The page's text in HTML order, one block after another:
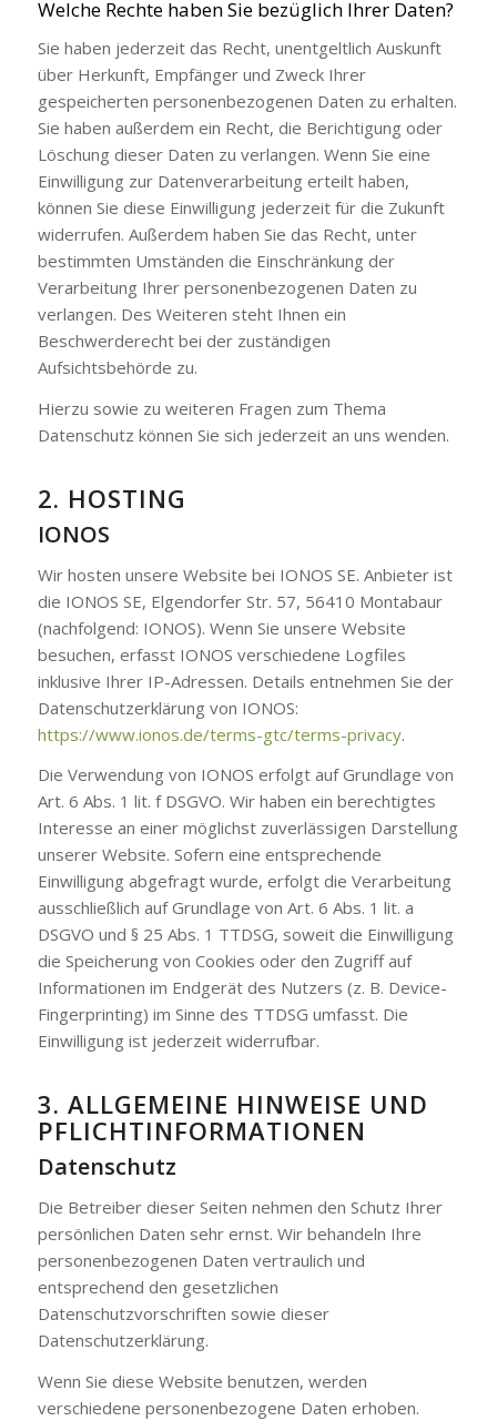
Welche Rechte haben Sie bezüglich Ihrer Daten?
Sie haben jederzeit das Recht, unentgeltlich Auskunft
über Herkunft, Empfänger und Zweck Ihrer
gespeicherten personenbezogenen Daten zu erhalten.
Sie haben außerdem ein Recht, die Berichtigung oder
Löschung dieser Daten zu verlangen. Wenn Sie eine
Einwilligung zur Datenverarbeitung erteilt haben,
können Sie diese Einwilligung jederzeit für die Zukunft
widerrufen. Außerdem haben Sie das Recht, unter
bestimmten Umständen die Einschränkung der
Verarbeitung Ihrer personenbezogenen Daten zu
verlangen. Des Weiteren steht Ihnen ein
Beschwerderecht bei der zuständigen
Aufsichtsbehörde zu.
Hierzu sowie zu weiteren Fragen zum Thema
Datenschutz können Sie sich jederzeit an uns wenden.
2. HOSTING
IONOS
Wir hosten unsere Website bei IONOS SE. Anbieter ist
die IONOS SE, Elgendorfer Str. 57, 56410 Montabaur
(nachfolgend: IONOS). Wenn Sie unsere Website
besuchen, erfasst IONOS verschiedene Logfiles
inklusive Ihrer IP-Adressen. Details entnehmen Sie der
Datenschutzerklärung von IONOS:
https://www.ionos.de/terms-gtc/terms-privacy.
Die Verwendung von IONOS erfolgt auf Grundlage von
Art. 6 Abs. 1 lit. f DSGVO. Wir haben ein berechtigtes
Interesse an einer möglichst zuverlässigen Darstellung
unserer Website. Sofern eine entsprechende
Einwilligung abgefragt wurde, erfolgt die Verarbeitung
ausschließlich auf Grundlage von Art. 6 Abs. 1 lit. a
DSGVO und § 25 Abs. 1 TTDSG, soweit die Einwilligung
die Speicherung von Cookies oder den Zugriff auf
Informationen im Endgerät des Nutzers (z. B. Device-
Fingerprinting) im Sinne des TTDSG umfasst. Die
Einwilligung ist jederzeit widerrufbar.
3. ALLGEMEINE HINWEISE UND
PFLICHT­INFORMATIONEN
Datenschutz
Die Betreiber dieser Seiten nehmen den Schutz Ihrer
persönlichen Daten sehr ernst. Wir behandeln Ihre
personenbezogenen Daten vertraulich und
entsprechend den gesetzlichen
Datenschutzvorschriften sowie dieser
Datenschutzerklärung.
Wenn Sie diese Website benutzen, werden
verschiedene personenbezogene Daten erhoben.